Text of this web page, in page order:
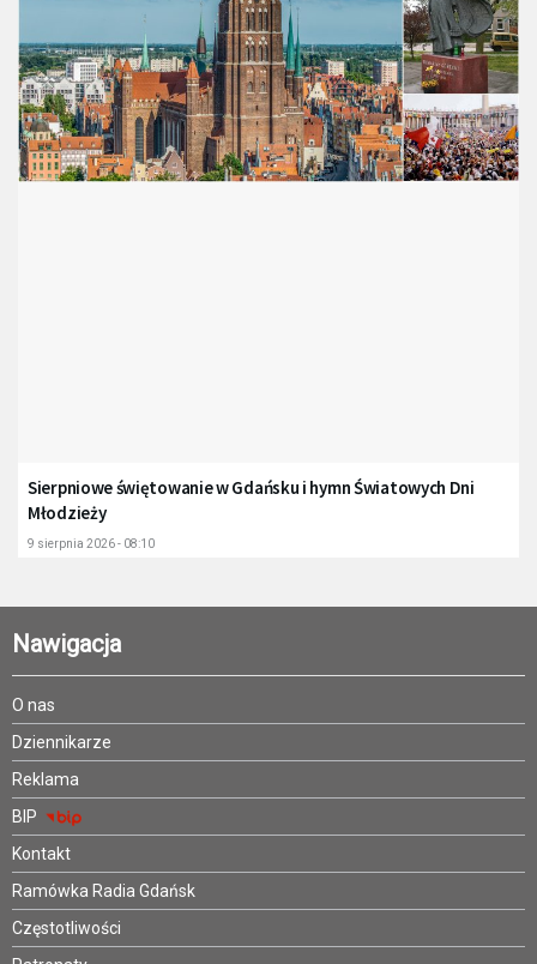
Sierpniowe świętowanie w Gdańsku i hymn Światowych Dni
Młodzieży
9 sierpnia 2026 - 08:10
Nawigacja
O nas
Dziennikarze
Reklama
BIP
Kontakt
Ramówka Radia Gdańsk
Częstotliwości